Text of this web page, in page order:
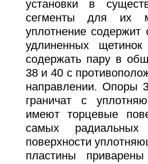
установки в
сегменты для их
уплотнение
удлиненных
содержать пару в
38 и 40 с
направлении. Опоры
граничат с
имеют торцевые
самых
поверхности
пластины